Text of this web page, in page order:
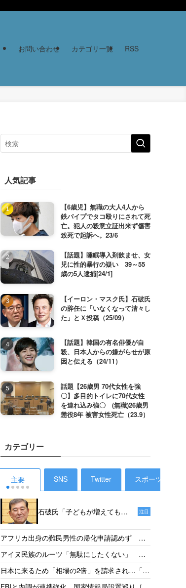
お問い合わせ カテゴリ一覧 RSS
人気記事
【6歳児】無職の大人4人から
鉄パイプでタコ殴りにされて死
亡。犯人の殺意立証出来ず傷害
致死で起訴へ。23/6
【話題】睡眠導入剤飲ませ、女
児に性的暴行の疑い 39～55
歳の5人逮捕[24/1]
【イーロン・マスク氏】石破氏
の辞任に「いなくなって清々し
た」とＸ投稿（25/09）
【話題】韓国の有名俳優が自
殺、日本人からの嫌がらせが原
因と伝える（24/11）
話題【26歳男 70代女性を強
〇】多目的トイレに70代女性
を連れ込み強〇 (無職)26歳男
懲役8年 被害女性死亡（23.9）
カテゴリー
主要 SNS Twitter スポーツ
石破氏「子どもが増えても、
18年後だからねえ。その時、
私たちは政治家をやっていな
いでしょう」［デイリー新
潮］25/1
注目
アフリカ出身の難民男性の帰化申請認めず 東
京地裁「日本語能力があったとは認めらない」
［産経］26/05
アイヌ民族のルーツ「無駄にしたくない」 千
葉県出身・佐藤さんが平取高入学 差別受けた
父の遺志受け継ぐ［北海道新聞］26/05
日本に来るため「相場の2倍」を請求され…「だ
からもっと働きたい」 お惣菜工場で頑張るベ